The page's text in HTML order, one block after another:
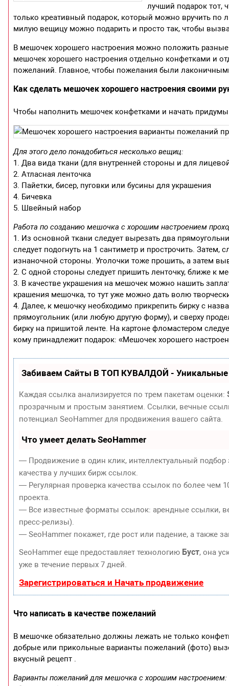
лучший подарок тот,
только креативный подарок, который можно вручить по
милую вещицу можно подарить и просто так, чтобы
В мешочек хорошего настроения можно положить
мешочек хорошего настроения отдельно конфетками и
пожеланий. Главное, чтобы пожелания были
Как сделать мешочек хорошего настроения своими
Чтобы наполнить мешочек конфетками и начать
Для этого дело понадобиться несколько вещиц:
1. Два вида ткани (для внутренней стороны и для
2. Атласная ленточка
3. Пайетки, бисер, пуговки или бусины для украшения
4. Бичевка
5. Швейный набор
Работа по созданию мешочка с хорошим настроением
1. Из основной ткани следует вырезать два
следует подогнуть на 1 сантиметр и прострочить.
изнаночной стороны. Уголочки тоже прошить, а затем
2. С одной стороны следует пришить ленточку, ближе к
3. В качестве украшения на мешочек можно нашить
крашения мешочка, то тут уже можно дать волю
4. Далее, к мешочку необходимо прикрепить бирку с
прямоугольник (или любую другую форму), и сверху
бирку на пришитой ленте. На картоне фломастером
кому принадлежит подарок: «Мешочек хорошего
Забиваем Сайты В ТОП КУВАЛДОЙ - Уникальные
Каждая ссылка анализируется по трем пакетам оценки:
прозрачным и простым занятием. Ссылки, вечные
потенциал SeoHammer для продвижения вашего сайта.
Что умеет делать SeoHammer
— Продвижение в один клик, интеллектуальный
качества у лучших бирж ссылок.
— Регулярная проверка качества ссылок по более чем
проекта.
— Все известные форматы ссылок: арендные ссылки,
пресс-релизы).
— SeoHammer покажет, где рост или падение, а также
SeoHammer еще предоставляет технологию Буст, она
уже в течение первых 7 дней.
Зарегистрироваться и Начать продвижение
Что написать в качестве пожеланий
В мешочке обязательно должны лежать не только
добрые или прикольные варианты пожеланий (фото)
вкусный рецепт .
Варианты пожеланий для мешочка с хорошим настроением: